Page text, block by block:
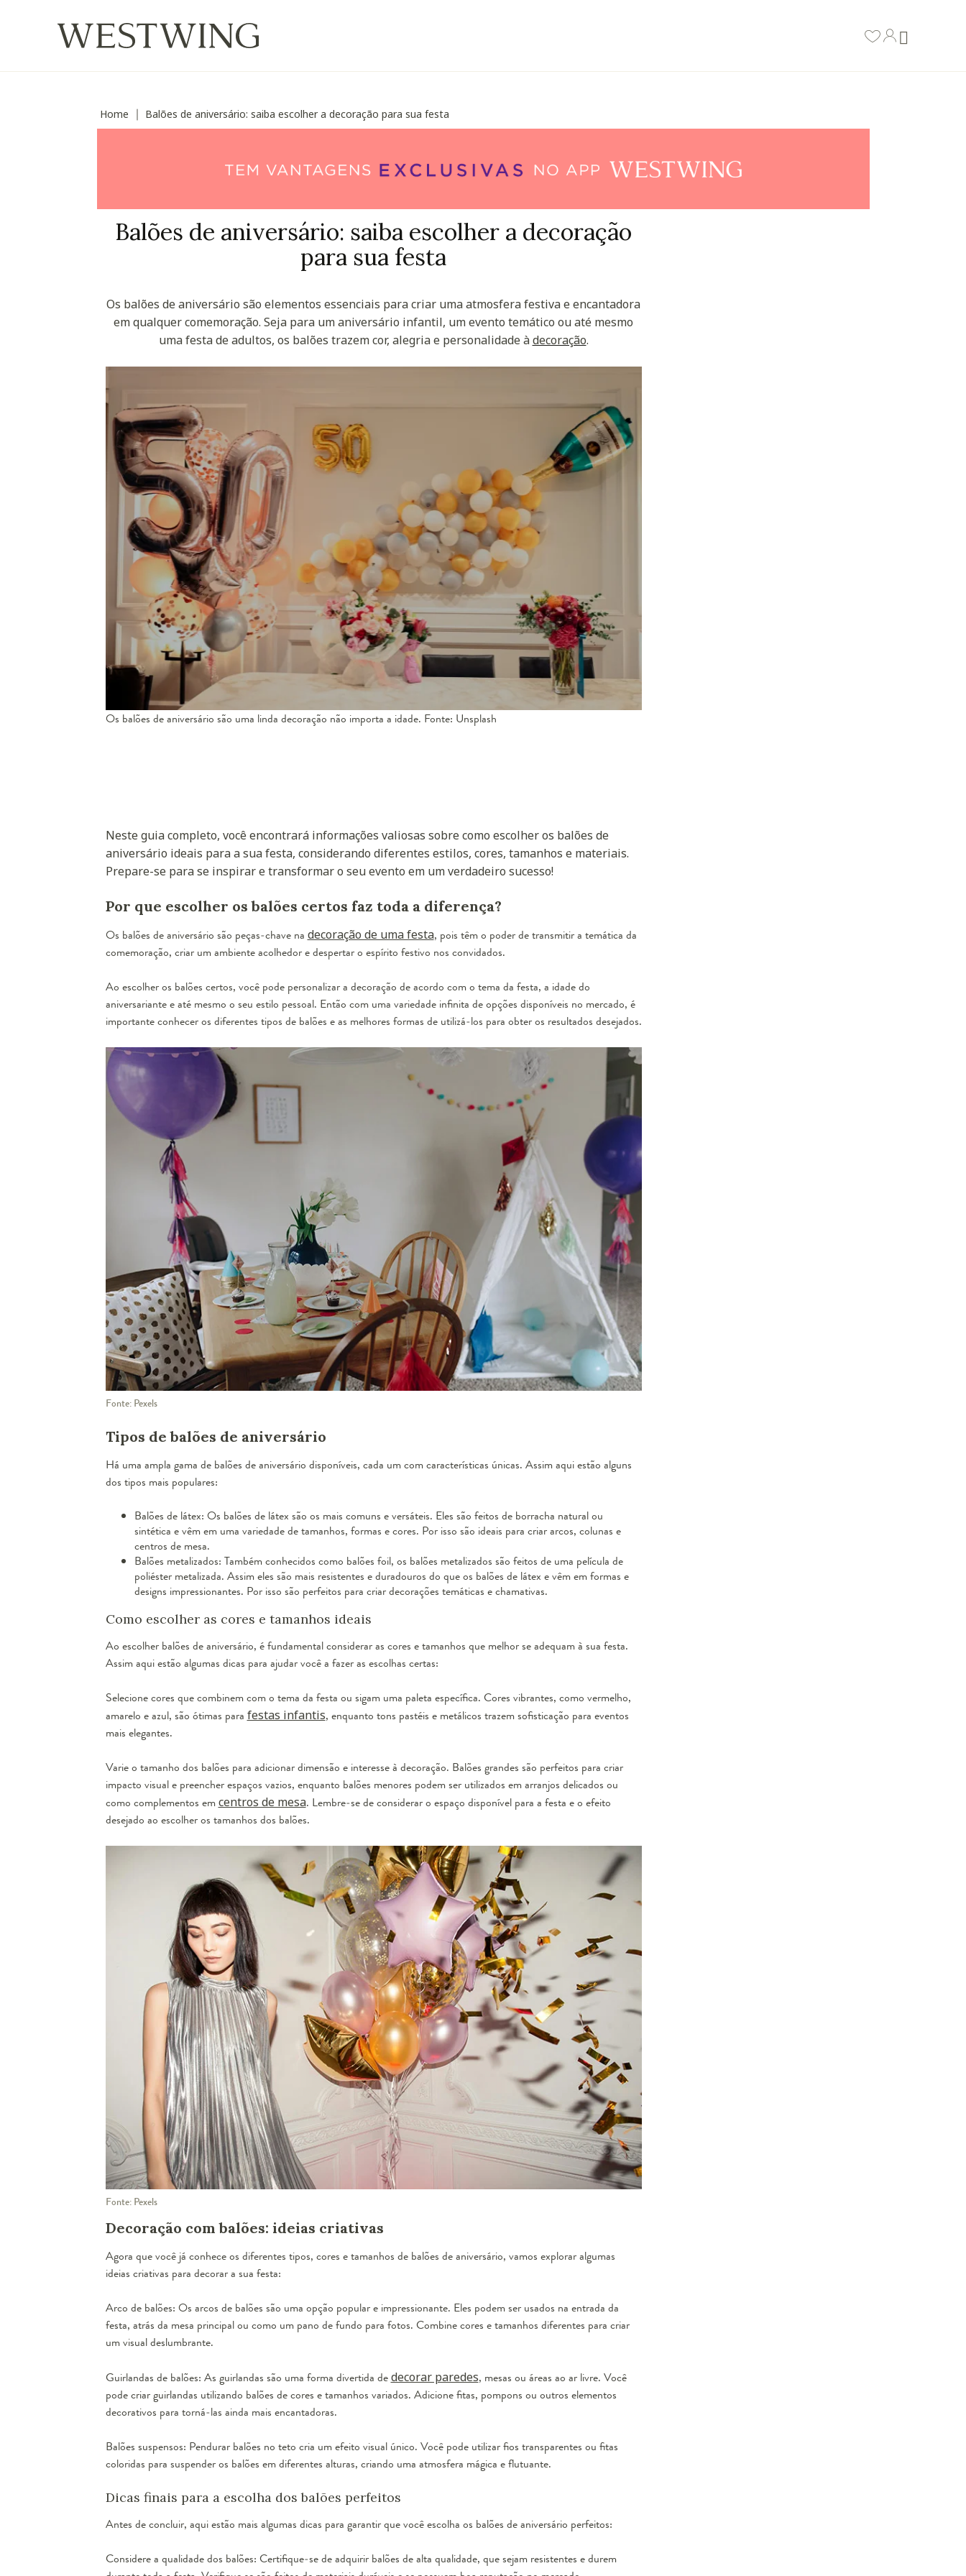
Home Balões de aniversário: saiba escolher a decoração para sua festa
Balões de aniversário: saiba escolher a decoração
para sua festa
Os balões de aniversário são elementos essenciais para criar uma atmosfera festiva e encantadora
em qualquer comemoração. Seja para um aniversário infantil, um evento temático ou até mesmo
uma festa de adultos, os balões trazem cor, alegria e personalidade àdecoração.
Os balões de aniversário são uma linda decoração não importa a idade. Fonte: Unsplash
Neste guia completo, você encontrará informações valiosas sobre como escolher os balões de
aniversário ideais para a sua festa, considerando diferentes estilos, cores, tamanhos e materiais.
Prepare-se para se inspirar e transformar o seu evento em um verdadeiro sucesso!
Por que escolher os balões certos faz toda a diferença?
Os balões de aniversário são peças-chave na decoração de uma festa, pois têm o poder de transmitir a temática da
comemoração, criar um ambiente acolhedor e despertar o espírito festivo nos convidados.
Ao escolher os balões certos, você pode personalizar a decoração de acordo com o tema da festa, a idade do
aniversariante e até mesmo o seu estilo pessoal. Então com uma variedade infinita de opções disponíveis no mercado, é
importante conhecer os diferentes tipos de balões e as melhores formas de utilizá-los para obter os resultados desejados.
Fonte: Pexels
Tipos de balões de aniversário
Há uma ampla gama de balões de aniversário disponíveis, cada um com características únicas. Assim aqui estão alguns
dos tipos mais populares:
Balões de látex: Os balões de látex são os mais comuns e versáteis. Eles são feitos de borracha natural ou
sintética e vêm em uma variedade de tamanhos, formas e cores. Por isso são ideais para criar arcos, colunas e
centros de mesa.
Balões metalizados: Também conhecidos como balões foil, os balões metalizados são feitos de uma película de
poliéster metalizada. Assim eles são mais resistentes e duradouros do que os balões de látex e vêm em formas e
designs impressionantes. Por isso são perfeitos para criar decorações temáticas e chamativas.
Como escolher as cores e tamanhos ideais
Ao escolher balões de aniversário, é fundamental considerar as cores e tamanhos que melhor se adequam à sua festa.
Assim aqui estão algumas dicas para ajudar você a fazer as escolhas certas:
Selecione cores que combinem com o tema da festa ou sigam uma paleta específica. Cores vibrantes, como vermelho,
amarelo e azul, são ótimas para festas infantis, enquanto tons pastéis e metálicos trazem sofisticação para eventos
mais elegantes.
Varie o tamanho dos balões para adicionar dimensão e interesse à decoração. Balões grandes são perfeitos para criar
impacto visual e preencher espaços vazios, enquanto balões menores podem ser utilizados em arranjos delicados ou
como complementos emcentros de mesa. Lembre-se de considerar o espaço disponível para a festa e o efeito
desejado ao escolher os tamanhos dos balões.
Fonte: Pexels
Decoração com balões: ideias criativas
Agora que você já conhece os diferentes tipos, cores e tamanhos de balões de aniversário, vamos explorar algumas
ideias criativas para decorar a sua festa:
Arco de balões: Os arcos de balões são uma opção popular e impressionante. Eles podem ser usados na entrada da
festa, atrás da mesa principal ou como um pano de fundo para fotos. Combine cores e tamanhos diferentes para criar
um visual deslumbrante.
Guirlandas de balões: As guirlandas são uma forma divertida dedecorar paredes, mesas ou áreas ao ar livre. Você
pode criar guirlandas utilizando balões de cores e tamanhos variados. Adicione fitas, pompons ou outros elementos
decorativos para torná-las ainda mais encantadoras.
Balões suspensos: Pendurar balões no teto cria um efeito visual único. Você pode utilizar fios transparentes ou fitas
coloridas para suspender os balões em diferentes alturas, criando uma atmosfera mágica e flutuante.
Dicas finais para a escolha dos balões perfeitos
Antes de concluir, aqui estão mais algumas dicas para garantir que você escolha os balões de aniversário perfeitos:
Considere a qualidade dos balões: Certifique-se de adquirir balões de alta qualidade, que sejam resistentes e durem